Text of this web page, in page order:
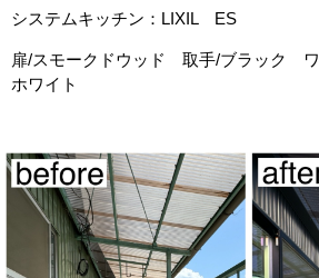
システムキッチン：LIXIL ES
扉/スモークドウッド 取手/ブラック ワ
ホワイト